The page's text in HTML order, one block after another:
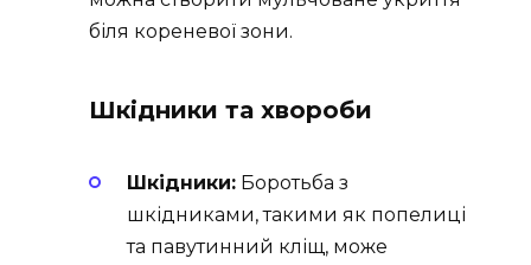
біля кореневої зони.
Шкідники та хвороби
Шкідники: Боротьба з
шкідниками, такими як попелиці
та павутинний кліщ, може